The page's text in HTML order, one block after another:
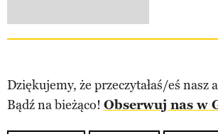
Dziękujemy, że przeczytałaś/eś nasz
Bądź na bieżąco! Obserwuj nas w